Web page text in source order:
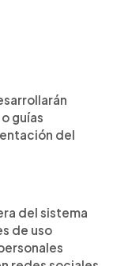
guías
del
del sistema
de uso